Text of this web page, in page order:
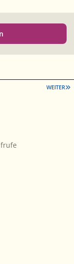
WEITER